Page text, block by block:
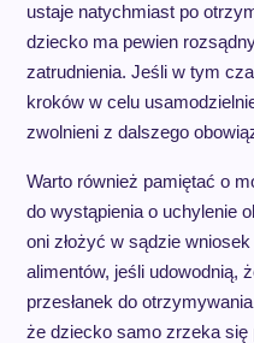
ustaje natychmiast po
dziecko ma pewien
zatrudnienia. Jeśli w tym
kroków w celu
zwolnieni z dalszego
Warto również pamiętać o
do wystąpienia o uchylenie
oni złożyć w sądzie
alimentów, jeśli udowodnią,
przesłanek do
że dziecko samo zrzeka się